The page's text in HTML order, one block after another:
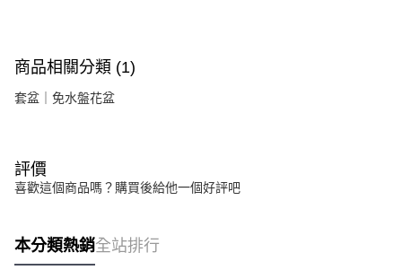
商品相關分類 (1)
套盆｜免水盤花盆
評價
喜歡這個商品嗎？購買後給他一個好評吧
本分類熱銷全站排行